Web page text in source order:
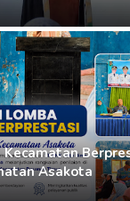
Asakota